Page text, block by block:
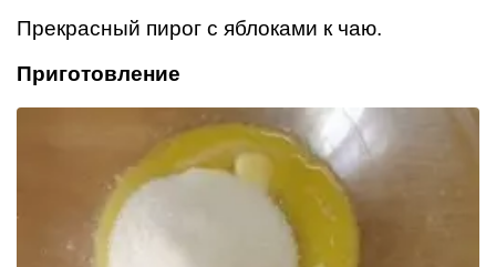
Прекрасный пирог с яблоками к чаю.
Приготовление